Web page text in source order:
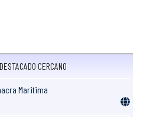
CERCANO
Maritima